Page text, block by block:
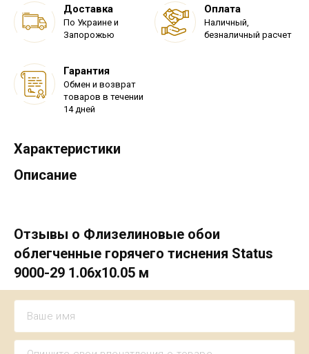
Доставка
По Украине и
Запорожью
Оплата
Наличный,
безналичный расчет
Гарантия
Обмен и возврат
товаров в течении
14 дней
Характеристики
Описание
Отзывы о Флизелиновые обои
облегченные горячего тиснения Status
9000-29 1.06х10.05 м